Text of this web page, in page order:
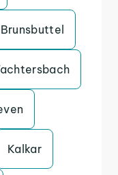
Brunsbuttel
Kalkar